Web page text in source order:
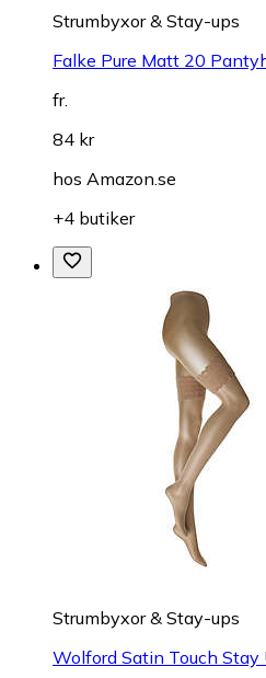
Strumbyxor & Stay-ups
Falke Pure Matt 20
fr.
84 kr
hos Amazon.se
+4 butiker
Strumbyxor & Stay-ups
Wolford Satin Touch Stay